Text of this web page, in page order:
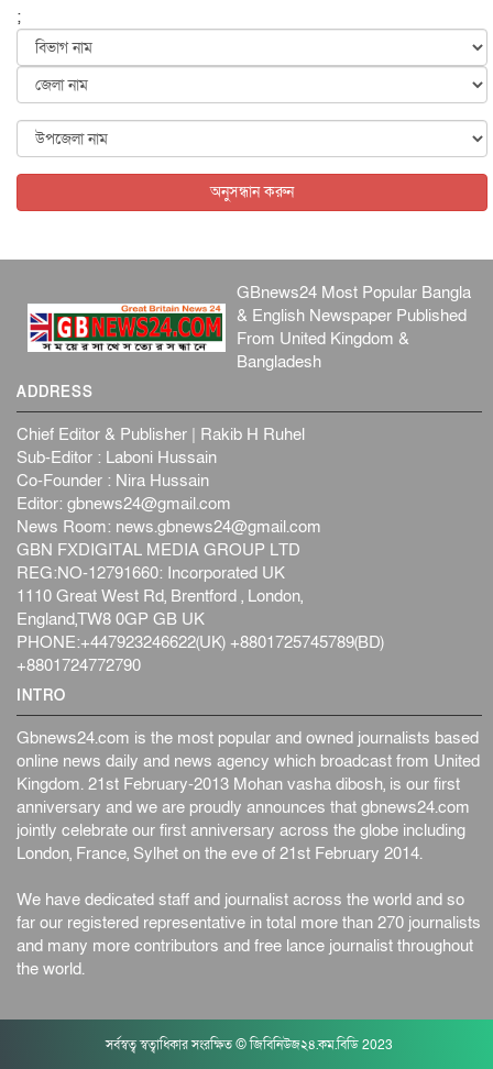
আন্তর্জাতিক ৫ আগস্ট, ২০২৬
কেনিয়ায় ১৫ হাতির রহস্যজনক মৃত্যু, সন্দেহের মুখে কীটনাশকের
আন্তর্জাতিক ৫ আগস্ট, ২০২৬
;
অনুসন্ধান করুন
GBnews24 Most Popular Bangla
& English Newspaper Published
From United Kingdom &
Bangladesh
ADDRESS
Chief Editor & Publisher | Rakib H Ruhel
Sub-Editor : Laboni Hussain
Co-Founder : Nira Hussain
Editor: gbnews24@gmail.com
News Room: news.gbnews24@gmail.com
GBN FXDIGITAL MEDIA GROUP LTD
REG:NO-12791660: Incorporated UK
1110 Great West Rd, Brentford , London,
England,TW8 0GP GB UK
PHONE:+447923246622(UK) +8801725745789(BD)
+8801724772790
INTRO
Gbnews24.com is the most popular and owned journalists based
online news daily and news agency which broadcast from United
Kingdom. 21st February-2013 Mohan vasha dibosh, is our first
anniversary and we are proudly announces that gbnews24.com
jointly celebrate our first anniversary across the globe including
London, France, Sylhet on the eve of 21st February 2014.
We have dedicated staff and journalist across the world and so
far our registered representative in total more than 270 journalists
and many more contributors and free lance journalist throughout
the world.
সর্বস্বত্ব স্বত্বাধিকার সংরক্ষিত © জিবিনিউজ২৪.কম.বিডি 2023